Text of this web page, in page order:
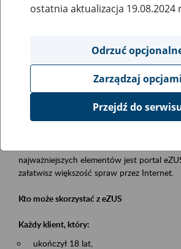
Szkolenia
Obszar merytoryczny
obsługa klientów
Opis wydarzenia
Platforma Usług Elektronicznych eZUS
najważniejszych elementów jest portal
załatwisz większość spraw przez Internet.
Kto może skorzystać z eZUS
Każdy klient, który:
ukończył 18 lat,
ostatnia aktualizacja 19.08.2024
Odrzuć
Zarządzaj opcjami
Przejdź do